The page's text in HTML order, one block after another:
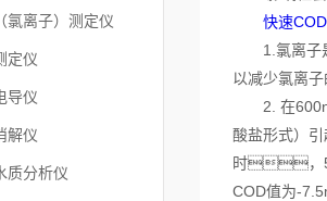
氯离子）测定仪
定仪
导仪
解仪
质分析仪
快速
1.氯离子是
以减少氯离
2. 在
酸盐形式）
时，
COD值为-